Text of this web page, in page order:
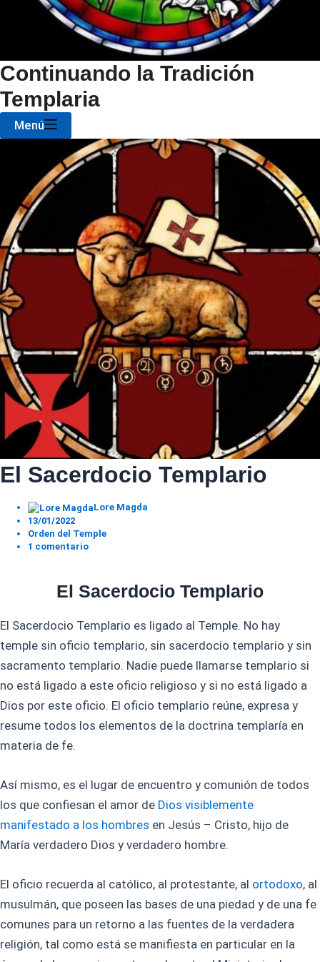
Continuando la Tradición
Templaria
Menú
El Sacerdocio Templario
Lore Magda
13/01/2022
Orden del Temple
1 comentario
El Sacerdocio Templario
El Sacerdocio Templario es ligado al Temple. No hay
temple sin oficio templario, sin sacerdocio templario y sin
sacramento templario. Nadie puede llamarse templario si
no está ligado a este oficio religioso y si no está ligado a
Dios por este oficio. El oficio templario reúne, expresa y
resume todos los elementos de la doctrina templaría en
materia de fe.
Así mismo, es el lugar de encuentro y comunión de todos
los que confiesan el amor de Dios visiblemente
manifestado a los hombres en Jesús – Cristo, hijo de
María verdadero Dios y verdadero hombre.
El oficio recuerda al católico, al protestante, al ortodoxo, al
musulmán, que poseen las bases de una piedad y de una fe
comunes para un retorno a las fuentes de la verdadera
religión, tal como está se manifiesta en particular en la